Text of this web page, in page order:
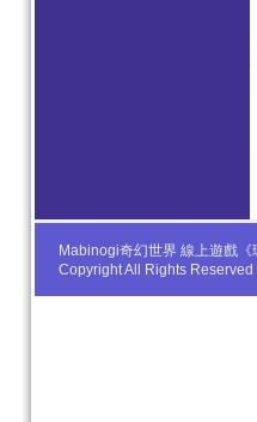
Mabinogi奇幻世界 線上遊戲
Copyright All Rights